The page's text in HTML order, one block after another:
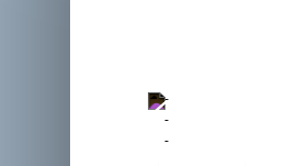
-
-
-